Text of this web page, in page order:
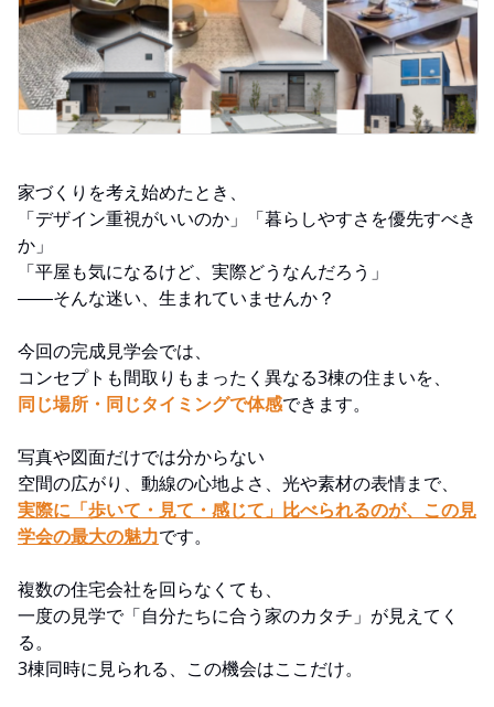
家づくりを考え始めたとき、
「デザイン重視がいいのか」「暮らしやすさを優先すべき
か」
「平屋も気になるけど、実際どうなんだろう」
――そんな迷い、生まれていませんか？
今回の完成見学会では、
コンセプトも間取りもまったく異なる3棟の住まいを、
同じ場所・同じタイミングで体感できます。
写真や図面だけでは分からない
空間の広がり、動線の心地よさ、光や素材の表情まで、
実際に「歩いて・見て・感じて」比べられるのが、この見
学会の最大の魅力です。
複数の住宅会社を回らなくても、
一度の見学で「自分たちに合う家のカタチ」が見えてく
る。
3棟同時に見られる、この機会はここだけ。